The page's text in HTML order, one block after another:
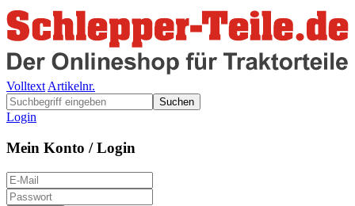
Volltext Artikelnr.
Suchen
Login
Mein Konto / Login